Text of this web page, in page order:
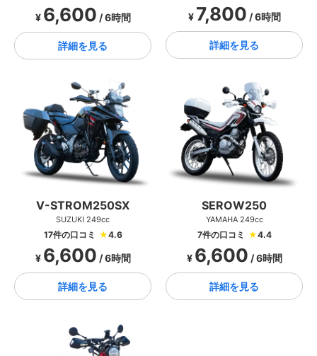
¥ 6,600 / 6時間
詳細を見る
¥ 7,800 / 6時間
詳細を見る
V-STROM250SX
SUZUKI 249cc
17件の口コミ ★4.6
¥ 6,600 / 6時間
詳細を見る
SEROW250
YAMAHA 249cc
7件の口コミ ★4.4
¥ 6,600 / 6時間
詳細を見る